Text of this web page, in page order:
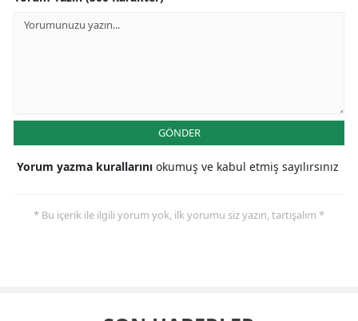
GÖNDER
Yorum yazma kurallarını okumuş ve kabul etmiş sayılırsınız
* Bu içerik ile ilgili yorum yok, ilk yorumu siz yazın, tartışalım *